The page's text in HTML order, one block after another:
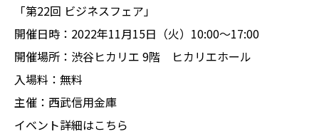
「第22回 ビジネスフェア」
開催日時：2022年11月15日（火）10:00～17:00
開催場所：渋谷ヒカリエ 9階 ヒカリエホール
入場料：無料
主催：西武信用金庫
イベント詳細はこちら